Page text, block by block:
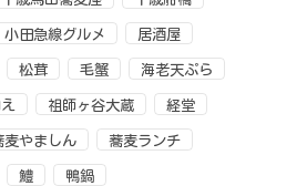
小田急線グルメ 居酒屋
松茸 毛蟹 海老天ぷら
祖師ヶ谷大蔵 経堂
麦やましん 蕎麦ランチ
鱧 鴨鍋